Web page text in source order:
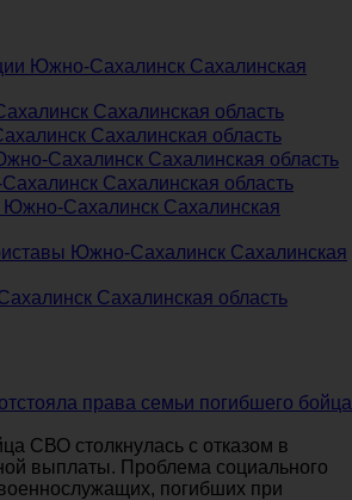
Южно-Сахалинск Сахалинская
Сахалинская область
Сахалинская область
Сахалинск Сахалинская область
Сахалинская область
Южно-Сахалинск Сахалинская
Южно-Сахалинск Сахалинская
Сахалинская область
права семьи погибшего бойца
СВО столкнулась с отказом в
выплаты. Проблема социального
погибших при